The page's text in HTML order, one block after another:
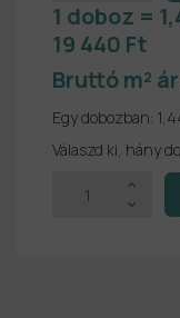
1 doboz =
19 440 Ft
Bruttó m²
Egy dobozban:
Válaszd ki, hány